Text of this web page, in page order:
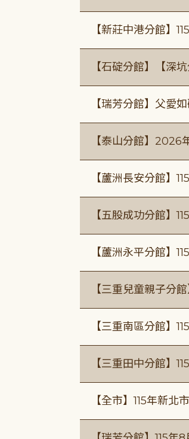
【新莊中港分館】
【石碇分館】【深
【瑞芳分館】父愛
【泰山分館】2026
【蘆洲長安分館】
【五股成功分館】
【蘆洲永平分館】
【三重兒童親子分
【三重南區分館】
【三重田中分館】
【全市】115年新